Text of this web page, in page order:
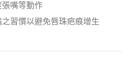
嘴等動作
之習慣以避免唇珠疤痕增生